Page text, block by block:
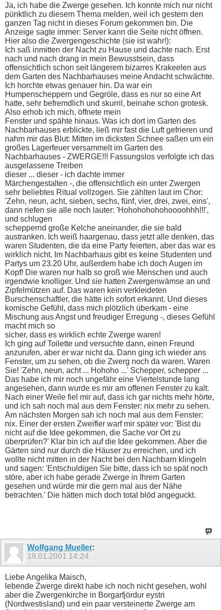
Ja, ich habe die Zwerge gesehen. Ich konnte mich nur nicht
pünktlich zu diesem Thema melden, weil ich gestern den
ganzen Tag nicht in dieses Forum gekommen bin. Die
Anzeige sagte immer: Server kann die Seite nicht öffnen.
Hier also die Zwergengeschichte (sie ist wahr!):
Ich saß inmitten der Nacht zu Hause und dachte nach. Erst
nach und nach drang in mein Bewusstsein, dass
offensichtlich schon seit längerem bizarres Krakeelen aus
dem Garten des Nachbarhauses meine Andacht schwächte.
Ich horchte etwas genauer hin. Da war ein
Humpenscheppern und Gegröle, dass es nur so eine Art
hatte, sehr befremdlich und skurril, beinahe schon grotesk.
Also erhob ich mich, öffnete mein
Fenster und spähte hinaus. Was ich dort im Garten des
Nachbarhauses erblickte, ließ mir fast die Luft gefrieren und
nahm mir das Blut: Mitten im dicksten Schnee saßen um ein
großes Lagerfeuer versammelt im Garten des
Nachbarhauses - ZWERGE!!! Fassungslos verfolgte ich das
ausgelassene Treiben
dieser ... dieser - ich dachte immer
Märchengestalten -, die offensichtlich ein unter Zwergen
sehr beliebtes Ritual vollzogen. Sie zählten laut im Chor:
'Zehn, neun, acht, sieben, sechs, fünf, vier, drei, zwei, eins',
dann riefen sie alle noch lauter: 'Hohohohohohoooohhh!!!',
und schlugen
scheppernd große Kelche aneinander, die sie bald
austranken. Ich weiß haargenau, dass jetzt alle denken, das
waren Studenten, die da eine Party feierten, aber das war es
wirklich nicht. Im Nachbarhaus gibt es keine Studenten und
Partys um 23.20 Uhr, außerdem habe ich doch Augen im
Kopf! Die waren nur halb so groß wie Menschen und auch
irgendwie knolliger. Und sie hatten Zwergenwämse an und
Zipfelmützen auf. Das waren kein verkleideten
Burschenschaftler, die hätte ich sofort erkannt. Und dieses
komische Gefühl, dass mich plötzlich überkam - eine
Mischung aus Angst und freudiger Erregung -, dieses Gefühl
macht mich so
sicher, dass es wirklich echte Zwerge waren!
Ich ging auf Toilette und versuchte dann, einen Freund
anzurufen, aber er war nicht da. Dann ging ich wieder ans
Fenster, um zu sehen, ob die Zwerg noch da waren. Waren
Sie! 'Zehn, neun, acht ... Hohoho ...' Schepper, schepper ...
Das habe ich mir noch ungefähr eine Viertelstunde lang
angesehen, dann wurde es mir am offenen Fenster zu kalt.
Nach einer Weile fiel mir auf, dass ich gar nichts mehr hörte,
und ich sah noch mal aus dem Fenster: nix mehr zu sehen.
Am nächsten Morgen sah ich noch mal aus dem Fenster:
nix. Einer der ersten Zweifler warf mir später vor: 'Bist du
nicht auf die Idee gekommen, die Sache vor Ort zu
überprüfen?' Klar bin ich auf die Idee gekommen. Aber die
Gärten sind nur durch die Häuser zu erreichen, und ich
wollte nicht mitten in der Nacht bei den Nachbarn klingeln
und sagen: 'Entschuldigen Sie bitte, dass ich so spät noch
störe, aber ich habe gerade Zwerge in Ihrem Garten
gesehen und würde mir die gern mal aus der Nähe
betrachten.' Die hätten mich doch total blöd angeguckt.
Wolfgang Mueller:
19.01.2001 14:24
Liebe Angelika Maisch,
lebende Zwerge direkt habe ich noch nicht gesehen, wohl
aber die Zwergenkirche in Borgarfjördur eystri
(Nordwestisland) und ein paar versteinerte Zwerge am